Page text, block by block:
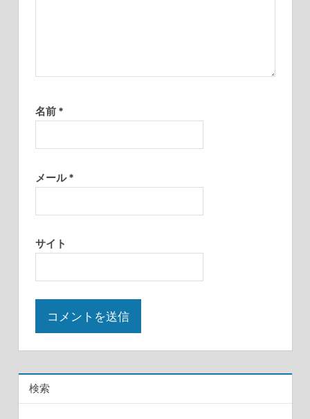
名前 *
メール*
サイト
検索